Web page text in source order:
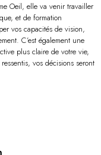
Oeil, elle va venir travailler
et de formation
vos capacités de vision,
C’est également une
plus claire de votre vie,
vos décisions seront